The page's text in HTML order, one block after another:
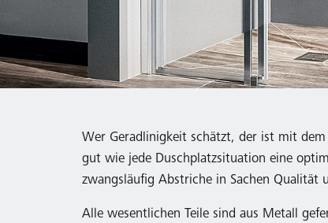
Wer Geradlinigkeit schätzt, der ist mit
gut wie jede Duschplatzsituation eine
zwangsläufig Abstriche in Sachen Qualität
Alle wesentlichen Teile sind aus Metall